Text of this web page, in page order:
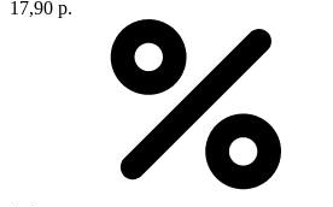
17,90 р.